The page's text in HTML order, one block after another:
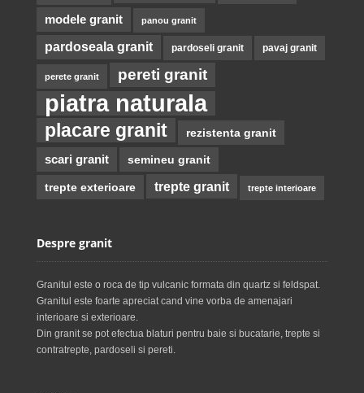
modele granit panou granit
pardoseala granit pardoseli granit pavaj granit
perete granit pereti granit
piatra naturala
placare granit rezistenta granit
scari granit semineu granit
trepte exterioare trepte granit trepte interioare
Despre granit
Granitul este o roca de tip vulcanic formata din quartz si feldspat.
Granitul este foarte apreciat cand vine vorba de amenajari
interioare si exterioare.
Din granit se pot efectua blaturi pentru baie si bucatarie, trepte si
contratrepte, pardoseli si pereti.